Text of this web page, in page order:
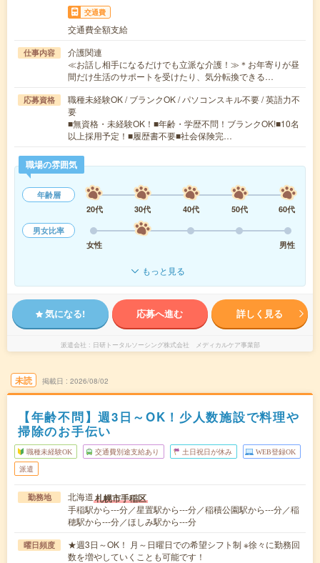
交通費
交通費全額支給
仕事内容
介護関連
≪お話し相手になるだけでも立派な介護！≫＊お年寄りが昼
間だけ生活のサポートを受けたり、気分転換できる…
応募資格
職種未経験OK / ブランクOK / パソコンスキル不要 / 英語力不
要
■無資格・未経験OK！■年齢・学歴不問！ブランクOK!■10名
以上採用予定！■履歴書不要■社会保険完…
職場の雰囲気
年齢層
20代
30代 40代 50代
60代
男女比率
女性
男性
もっと見る
気になる! 応募へ進む 詳しく見る
派遣会社 日研トータルソーシング株式会社 メディカルケア事業部
未読 掲載日 2026/08/02
【年齢不問】週3日～OK！少人数施設で料理や
掃除のお手伝い
職種未経験OK 交通費別途支給あり 土日祝日が休み WEB登録OK
派遣
勤務地 北海道札幌市手稲区
手稲駅から---分／星置駅から---分／稲積公園駅から---分／稲
穂駅から---分／ほしみ駅から---分
曜日頻度
★週3日～OK！ 月～日曜日での希望シフト制 ※徐々に勤務回
数を増やしていくことも可能です！